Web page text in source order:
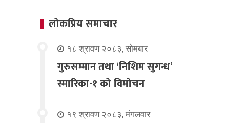
लोकप्रिय समाचार
१८ श्रावण २०८३, सोमबार
गुरुसम्मान तथा ‘निशिम सुगन्ध’
स्मारिका-१ को विमोचन
१९ श्रावण २०८३, मंगलवार